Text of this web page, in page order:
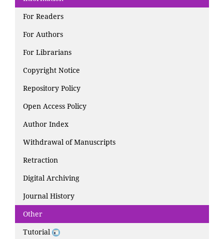
For Readers
For Authors
For Librarians
Copyright Notice
Repository Policy
Open Access Policy
Author Index
Withdrawal of Manuscripts
Retraction
Digital Archiving
Journal History
Other
Tutorial